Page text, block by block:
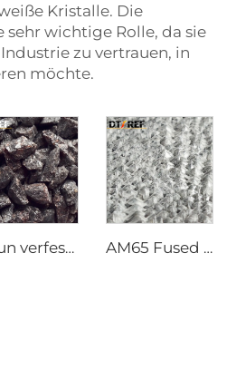
Kristalle. Die
wichtige Rolle, da sie
zu vertrauen, in
möchte.
Braun verfestigtes Alumina AM65 Fused Alumina Magnesia Spinel